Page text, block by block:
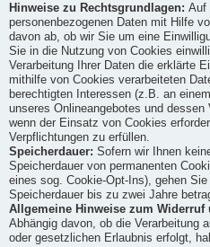
Hinweise zu Rechtsgrundlagen: Auf
personenbezogenen Daten mit Hilfe
davon ab, ob wir Sie um eine
Sie in die Nutzung von Cookies
Verarbeitung Ihrer Daten die erklärte
mithilfe von Cookies verarbeiteten
berechtigten Interessen (z.B. an
unseres Onlineangebotes und dessen
wenn der Einsatz von Cookies
Verpflichtungen zu erfüllen.
Speicherdauer: Sofern wir Ihnen
Speicherdauer von permanenten
eines sog. Cookie-Opt-Ins), gehen
Speicherdauer bis zu zwei Jahre
Allgemeine Hinweise zum Widerruf
Abhängig davon, ob die Verarbeitung
oder gesetzlichen Erlaubnis erfolgt,